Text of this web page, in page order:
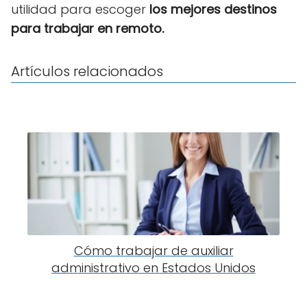
utilidad para escoger los mejores destinos
para trabajar en remoto.
Artículos relacionados
Cómo trabajar de auxiliar
administrativo en Estados Unidos